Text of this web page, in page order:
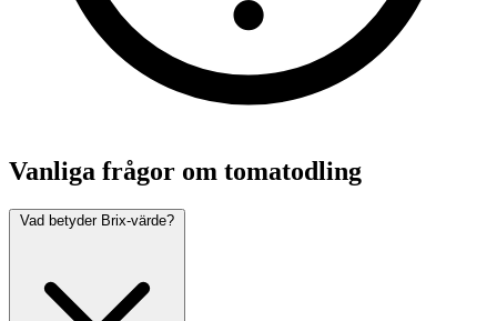
Vanliga frågor om tomatodling
Vad betyder Brix-värde?